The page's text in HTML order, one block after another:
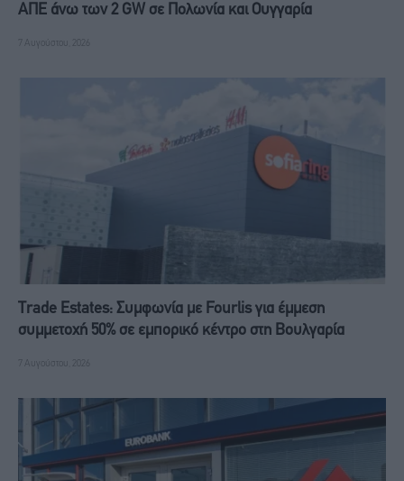
ΑΠΕ άνω των 2 GW σε Πολωνία και Ουγγαρία
7 Αυγούστου, 2026
Trade Estates: Συμφωνία με Fourlis για έμμεση
συμμετοχή 50% σε εμπορικό κέντρο στη Βουλγαρία
7 Αυγούστου, 2026